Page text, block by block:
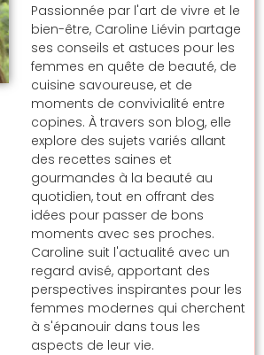
Passionnée par l'art de vivre et le
bien-être, Caroline Liévin partage
ses conseils et astuces pour les
femmes en quête de beauté, de
cuisine savoureuse, et de
moments de convivialité entre
copines. À travers son blog, elle
explore des sujets variés allant
des recettes saines et
gourmandes à la beauté au
quotidien, tout en offrant des
idées pour passer de bons
moments avec ses proches.
Caroline suit l'actualité avec un
regard avisé, apportant des
perspectives inspirantes pour les
femmes modernes qui cherchent
à s'épanouir dans tous les
aspects de leur vie.